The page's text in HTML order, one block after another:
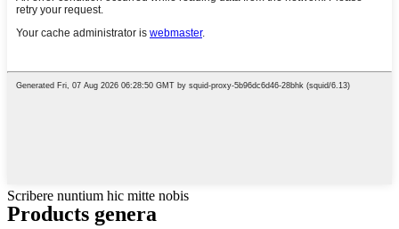
Scribere nuntium hic mitte nobis
Products genera